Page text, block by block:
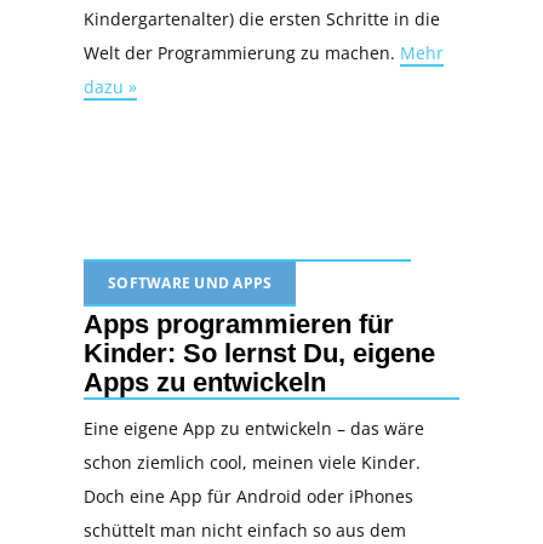
Kindergartenalter) die ersten Schritte in die
Welt der Programmierung zu machen. Mehr
dazu »
SOFTWARE UND APPS
Apps programmieren für
Kinder: So lernst Du, eigene
Apps zu entwickeln
Eine eigene App zu entwickeln – das wäre
schon ziemlich cool, meinen viele Kinder.
Doch eine App für Android oder iPhones
schüttelt man nicht einfach so aus dem